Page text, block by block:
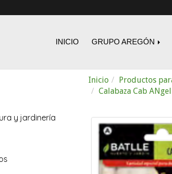
INICIO GRUPO AREGÓN
Inicio Productos
Calabaza Cab
y jardinería